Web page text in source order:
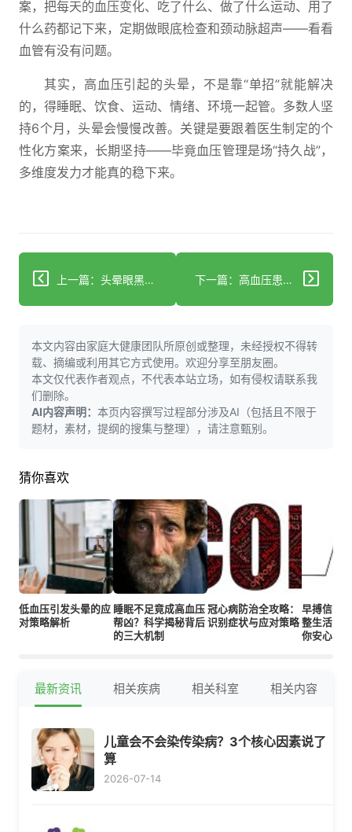
案，把每天的血压变化、吃了什么、做了什么运动、用了
什么药都记下来，定期做眼底检查和颈动脉超声——看看
血管有没有问题。
其实，高血压引起的头晕，不是靠“单招”就能解决
的，得睡眠、饮食、运动、情绪、环境一起管。多数人坚
持6个月，头晕会慢慢改善。关键是要跟着医生制定的个
性化方案来，长期坚持——毕竟血压管理是场“持久战”，
多维度发力才能真的稳下来。
上一篇：头晕眼黑脑袋发麻？可能是低血压在报警 下一篇：高血压患者补维C：益处与禁忌需记牢
本文内容由家庭大健康团队所原创或整理，未经授权不得转
载、摘编或利用其它方式使用。欢迎分享至朋友圈。
本文仅代表作者观点，不代表本站立场，如有侵权请联系我
们删除。
AI内容声明： 本页内容撰写过程部分涉及AI（包括且不限于
题材，素材，提纲的搜集与整理），请注意甄别。
猜你喜欢
低血压引发头晕的应
对策略解析
睡眠不足竟成高血压
帮凶？科学揭秘背后
的三大机制
冠心病防治全攻略：
识别症状与应对策略
早搏信号
整生活+监
你安心
最新资讯 相关疾病 相关科室 相关内容
儿童会不会染传染病？3个核心因素说了
算
2026-07-14